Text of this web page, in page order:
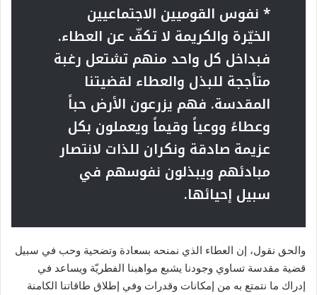
* نفوس القوميين الاجتماعيين
الخيّرة والكريمة لا تكفّ عن العطاء.
فبداخل كل واحد منهم تشتعل رغبة
متأججة للبذل والعطاء لقضيتنا
المقدسة. فهم يزرعون الأرض حباً
وعطاءً ووعياً وقيماً ويعملون بكل
عزيمة صادقة ونكران للذات لانتصار
مبادئهم ويبذلون نفوسهم في
سبيل إحيائها.
والحق نقول، إن العطاء الذي نمنحه بسعادة وتضحية وحب في سبيل
قضية مقدسة تساوي وجودنا يشبع مواهبنا الفطريّة ويساعد في
إدراك ما نتمتع به من إمكانات وقدرات وفي إطلاق طاقاتنا الكامنة